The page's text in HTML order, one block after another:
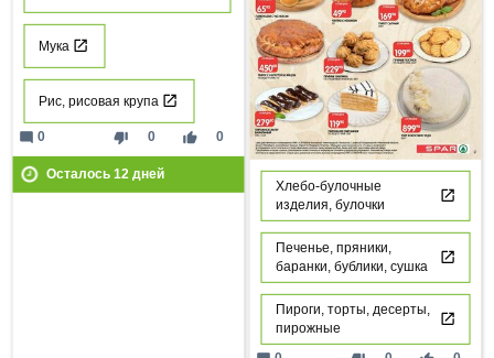
Мука
Рис, рисовая крупа
thumb_down 0 thumb_up 0
mode_comment 0
Осталось 12дней
Хлебо-булочные
изделия, булочки
Печенье, пряники,
баранки, бублики, сушка
Пироги, торты, десерты,
пирожные